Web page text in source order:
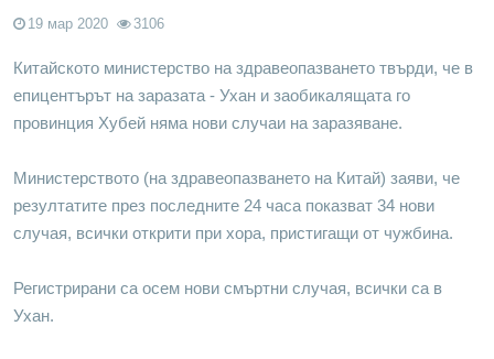
19 мар 2020 3106
Китайското министерство на здравеопазването твърди, че в
епицентърът на заразата - Ухан и заобикалящата го
провинция Хубей няма нови случаи на заразяване.
Министерството (на здравеопазването на Китай) заяви, че
резултатите през последните 24 часа показват 34 нови
случая, всички открити при хора, пристигащи от чужбина.
Регистрирани са осем нови смъртни случая, всички са в
Ухан.